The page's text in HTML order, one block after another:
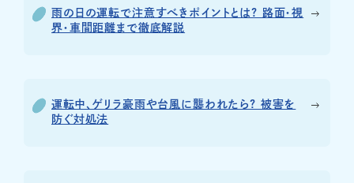
雨の日の運転で注意すべきポイントとは? 路面・視
界・車間距離まで徹底解説
運転中、ゲリラ豪雨や台風に襲われたら? 被害を
防ぐ対処法